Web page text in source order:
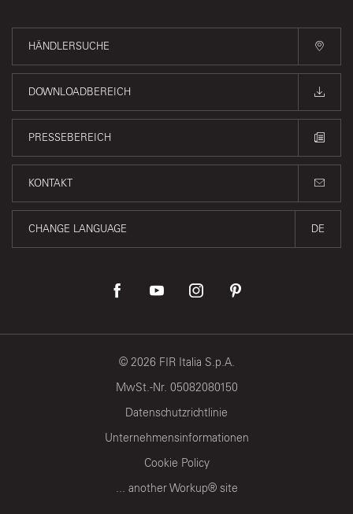
HÄNDLERSUCHE
DOWNLOADBEREICH
PRESSEBEREICH
KONTAKT
CHANGE LANGUAGE DE
© 2026 FIR Italia S.p.A.
MwSt.-Nr. 05082080150
Datenschutzrichtlinie
Unternehmensinformationen
Cookie Policy
... another Workup® site